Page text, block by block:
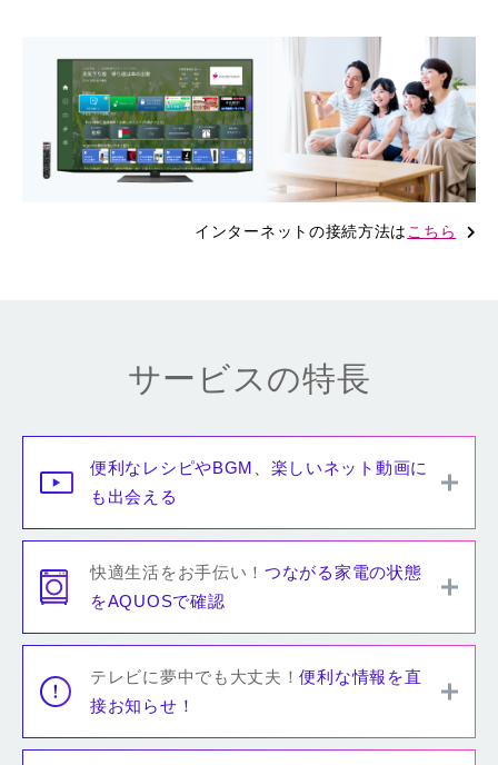
インターネットの接続方法は こちら
サービスの特長
便利なレシピやBGM、楽しいネット動画に
も出会える
快適生活をお手伝い！ つながる家電の状態
をAQUOSで確認
テレビに夢中でも大丈夫！便利な情報を直
接お知らせ！